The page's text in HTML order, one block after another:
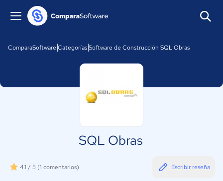
ComparaSoftware CategoríasSoftware de Construcción SQL Obras
SQL Obras
4.1 / 5 (1 comentarios) Escribir reseña